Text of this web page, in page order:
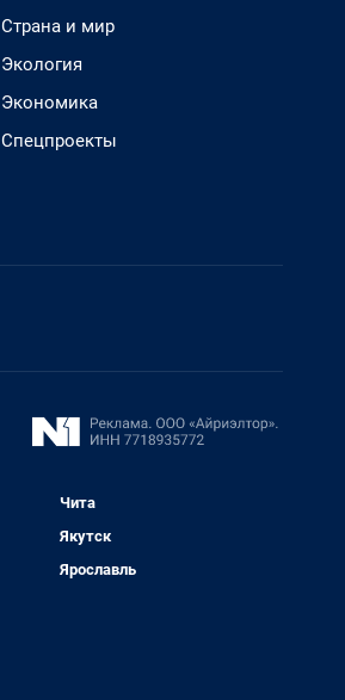
Страна и мир
Экология
Экономика
Спецпроекты
Чита
Якутск
Ярославль